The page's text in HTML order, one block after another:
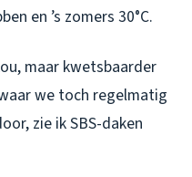
en ’s zomers 30°C.
maar kwetsbaarder
we toch regelmatig
zie ik SBS-daken